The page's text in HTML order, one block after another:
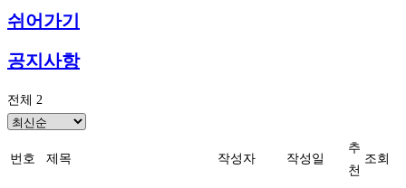
쉬어가기
공지사항
전체 2
번호 제목 작성자 작성일
추
천
조회